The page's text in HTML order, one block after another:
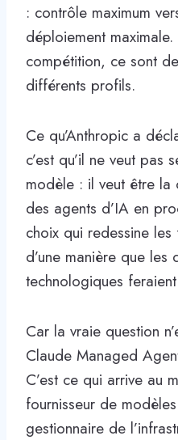
: contrôle maximum
déploiement maximale.
compétition, ce sont
différents profils.
Ce qu’Anthropic a
c’est qu’il ne veut pas
modèle : il veut être la
des agents d’IA en
choix qui redessine
d’une manière que les
technologiques
Car la vraie question
Claude Managed
C’est ce qui arrive au
fournisseur de
gestionnaire de